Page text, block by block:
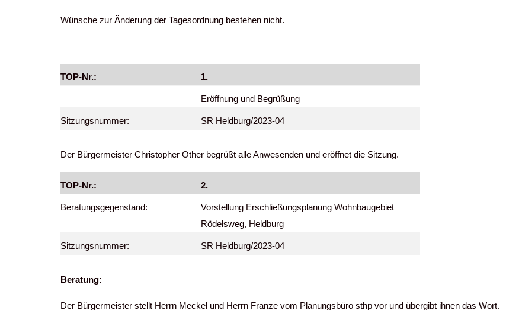
Wünsche zur Änderung der Tagesordnung bestehen nicht.
TOP-Nr.: 1.
Eröffnung und Begrüßung
Sitzungsnummer: SR Heldburg/2023-04
Der Bürgermeister Christopher Other begrüßt alle Anwesenden und eröffnet die Sitzung.
TOP-Nr.: 2.
Beratungsgegenstand:
Vorstellung Erschließungsplanung Wohnbaugebiet
Rödelsweg, Heldburg
Sitzungsnummer: SR Heldburg/2023-04
Beratung:
Der Bürgermeister stellt Herrn Meckel und Herrn Franze vom Planungsbüro sthp vor und übergibt ihnen das Wort.